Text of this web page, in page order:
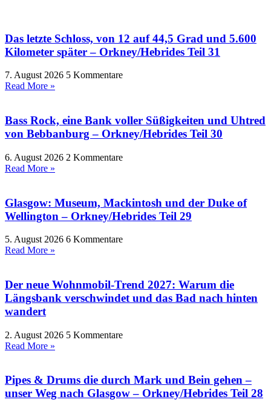
Das letzte Schloss, von 12 auf 44,5 Grad und 5.600
Kilometer später – Orkney/Hebrides Teil 31
7. August 2026 5 Kommentare
Read More »
Bass Rock, eine Bank voller Süßigkeiten und Uhtred
von Bebbanburg – Orkney/Hebrides Teil 30
6. August 2026 2 Kommentare
Read More »
Glasgow: Museum, Mackintosh und der Duke of
Wellington – Orkney/Hebrides Teil 29
5. August 2026 6 Kommentare
Read More »
Der neue Wohnmobil-Trend 2027: Warum die
Längsbank verschwindet und das Bad nach hinten
wandert
2. August 2026 5 Kommentare
Read More »
Pipes & Drums die durch Mark und Bein gehen –
unser Weg nach Glasgow – Orkney/Hebrides Teil 28